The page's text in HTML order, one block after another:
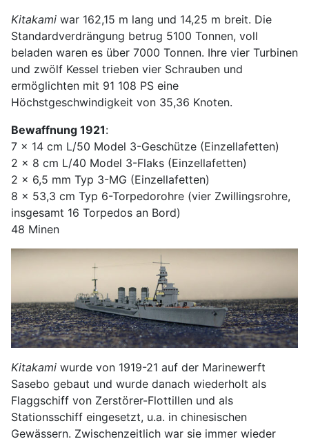
Kitakami war 162,15 m lang und 14,25 m breit. Die
Standardverdrängung betrug 5100 Tonnen, voll
beladen waren es über 7000 Tonnen. Ihre vier Turbinen
und zwölf Kessel trieben vier Schrauben und
ermöglichten mit 91 108 PS eine
Höchstgeschwindigkeit von 35,36 Knoten.
Bewaffnung 1921:
7 x 14 cm L/50 Model 3-Geschütze (Einzellafetten)
2 x 8 cm L/40 Model 3-Flaks (Einzellafetten)
2 x 6,5 mm Typ 3-MG (Einzellafetten)
8 x 53,3 cm Typ 6-Torpedorohre (vier Zwillingsrohre,
insgesamt 16 Torpedos an Bord)
48 Minen
Kitakami wurde von 1919-21 auf der Marinewerft
Sasebo gebaut und wurde danach wiederholt als
Flaggschiff von Zerstörer-Flottillen und als
Stationsschiff eingesetzt, u.a. in chinesischen
Gewässern. Zwischenzeitlich war sie immer wieder